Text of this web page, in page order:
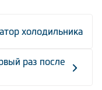
холодильника
раз после